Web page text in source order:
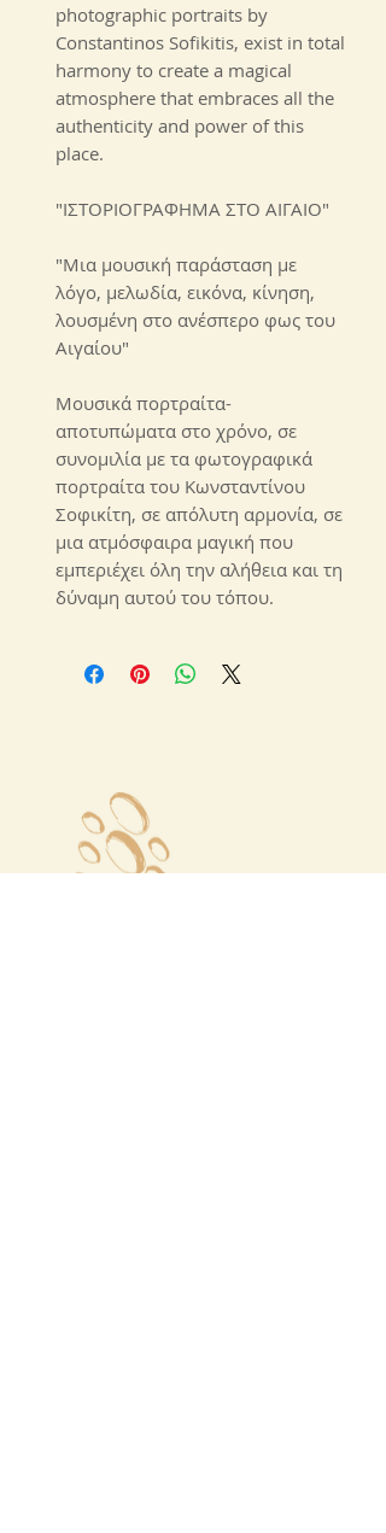
photographic portraits by
Constantinos Sofikitis, exist in total
harmony to create a magical
atmosphere that embraces all the
authenticity and power of this
place.​​
"ΙΣΤΟΡΙΟΓΡΑΦΗΜΑ ΣΤΟ ΑΙΓΑΙΟ"
"Μια μουσική παράσταση με
λόγο, μελωδία, εικόνα, κίνηση,
λουσμένη στο ανέσπερο φως του
Αιγαίου"
Μουσικά πορτραίτα-
αποτυπώματα στο χρόνο, σε
συνομιλία με τα φωτογραφικά
πορτραίτα του Κωνσταντίνου
Σοφικίτη, σε απόλυτη αρμονία, σε
μια ατμόσφαιρα μαγική που
εμπεριέχει όλη την αλήθεια και τη
δύναμη αυτού του τόπου.